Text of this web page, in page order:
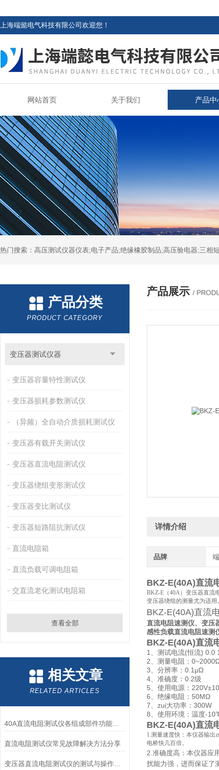
上海端懿电气科技有限公司欢迎您！
网站首页 关于我们 产品中
热门搜索：高压测试仪器仪表;电子产品;绝缘橡胶制品;高压验电器;三
产品分类
PRODUCT CATEGORY
变压器测试仪器
变压器容量特性测试仪
变压器损耗参数测试仪
（异频）全自动介质损耗测试仪
变压器有载开关测试仪
变压器直流电阻测试仪
变压器绕组变形测试仪
变压器变比测试仪
变压器短路阻抗测试仪
直流电阻箱
直流负载可调电阻箱
交直流老化测试电阻箱
查看全部
相关文章
RELATED ARTICLES
40A直流电阻测试仪各组成部件功能特点的详细介绍
直流电阻测试仪常见故障解决方法分享
变压器直流电阻测试仪的测试与操作方法介绍
产品展示 /
详情介绍
品牌
BKZ-E(40A)直流
BKZ-E（40A）变压器直流
变压器绕组的测量尤为适
BKZ-E(40A)直流
直流电阻速测仪、变压
感性负载直流电阻速测
BKZ-E(40A)直流
1、测试电流(恒流) 0.0
2、测量电阻：
3、分辨率：0.1μΩ
4、准确度：0.2级
5、使用电源：
6、绝缘电阻：50MΩ
7、zui大功率：300W
8、使用环境：温度-
BKZ-E(40A)直流
1.测量速度快：本仪器输出
电桥快几百倍。
2.准确度高：本仪器应
扰能力强，进而保证了